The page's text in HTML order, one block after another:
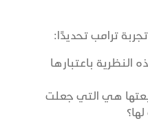
ترامب تحديدًا:
باعتبارها
هي التي جعلت